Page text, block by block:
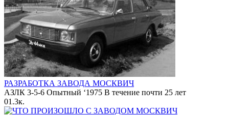
РАЗРАБОТКА ЗАВОДА МОСКВИЧ
АЗЛК 3-5-6 Опытный ‘1975 В течение почти 25 лет
01.3к.